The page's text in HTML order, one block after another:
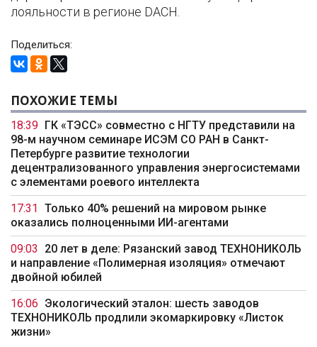
лояльности в регионе DACH.
Поделиться:
ПОХОЖИЕ ТЕМЫ
18:39
ГК «ТЭСС» совместно с НГТУ представили на
98-м научном семинаре ИСЭМ СО РАН в Санкт-
Петербурге развитие технологии
децентрализованного управления энергосистемами
с элементами роевого интеллекта
17:31
Только 40% решений на мировом рынке
оказались полноценными ИИ-агентами
09:03
20 лет в деле: Рязанский завод ТЕХНОНИКОЛЬ
и направление «Полимерная изоляция» отмечают
двойной юбилей
16:06 Экологический эталон: шесть заводов
ТЕХНОНИКОЛЬ продлили экомаркировку «Листок
жизни»